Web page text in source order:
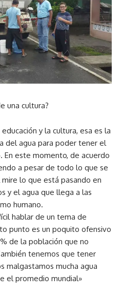
una cultura?
y la cultura, esa es la
del agua para poder tener el
En este momento, de acuerdo
a pesar de todo lo que se
lo que está pasando en
y el agua que llega a las
humano.
hablar de un tema de
punto es un poquito ofensivo
de la población que no
tenemos que tener
malgastamos mucha agua
el promedio mundial»